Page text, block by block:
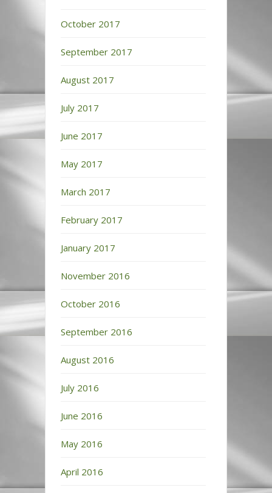
October 2017
September 2017
August 2017
July 2017
June 2017
May 2017
March 2017
February 2017
January 2017
November 2016
October 2016
September 2016
August 2016
July 2016
June 2016
May 2016
April 2016